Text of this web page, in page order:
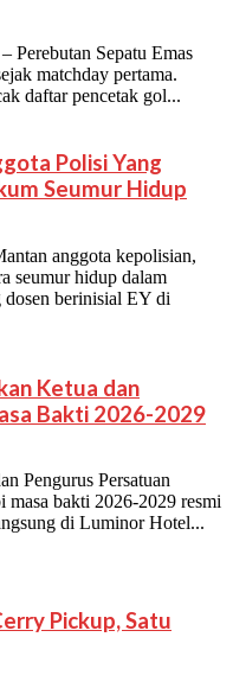
Sepatu Emas
matchday pertama.
daftar pencetak gol...
Polisi Yang
Seumur Hidup
anggota kepolisian,
seumur hidup dalam
dosen berinisial EY di
Ketua dan
Bakti 2026-2029
Pengurus Persatuan
masa bakti 2026-2029 resmi
di Luminor Hotel...
Pickup, Satu